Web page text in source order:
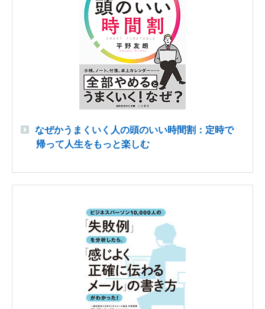
なぜかうまくいく人の頭のいい時間割：定時で
帰って人生をもっと楽しむ